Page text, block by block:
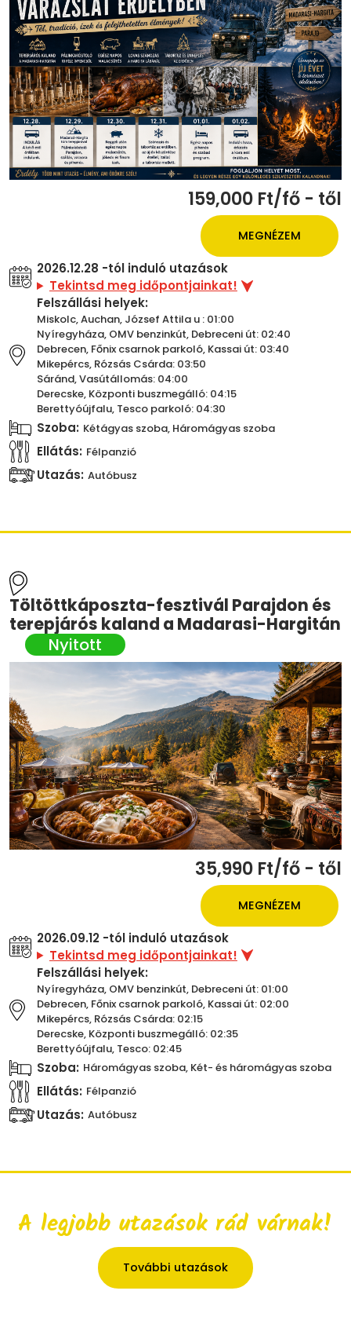
159,000 Ft/fő - től
MEGNÉZEM
2026.12.28 -tól induló utazások
Tekintsd meg időpontjainkat!
Felszállási helyek:
Miskolc, Auchan, József Attila u : 01:00
Nyíregyháza, OMV benzinkút, Debreceni út: 02:40
Debrecen, Főnix csarnok parkoló, Kassai út: 03:40
Mikepércs, Rózsás Csárda: 03:50
Sáránd, Vasútállomás: 04:00
Derecske, Központi buszmegálló: 04:15
Berettyóújfalu, Tesco parkoló: 04:30
Szoba: Kétágyas szoba, Háromágyas szoba
Ellátás: Félpanzió
Utazás: Autóbusz
Töltöttkáposzta-fesztivál Parajdon és
terepjárós kaland a Madarasi-Hargitán
35,990 Ft/fő - től
MEGNÉZEM
2026.09.12 -tól induló utazások
Tekintsd meg időpontjainkat!
Felszállási helyek:
Nyíregyháza, OMV benzinkút, Debreceni út: 01:00
Debrecen, Főnix csarnok parkoló, Kassai út: 02:00
Mikepércs, Rózsás Csárda: 02:15
Derecske, Központi buszmegálló: 02:35
Berettyóújfalu, Tesco: 02:45
Szoba: Háromágyas szoba, Két- és háromágyas szoba
Ellátás: Félpanzió
Utazás: Autóbusz
A legjobb utazások rád várnak!
További utazások